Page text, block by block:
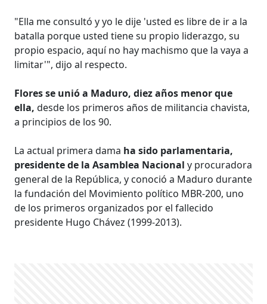
"Ella me consultó y yo le dije 'usted es libre de ir a la
batalla porque usted tiene su propio liderazgo, su
propio espacio, aquí no hay machismo que la vaya a
limitar'", dijo al respecto.
Flores se unió a Maduro, diez años menor que
ella, desde los primeros años de militancia chavista,
a principios de los 90.
La actual primera dama ha sido parlamentaria,
presidente de la Asamblea Nacional y procuradora
general de la República, y conoció a Maduro durante
la fundación del Movimiento político MBR-200, uno
de los primeros organizados por el fallecido
presidente Hugo Chávez (1999-2013).